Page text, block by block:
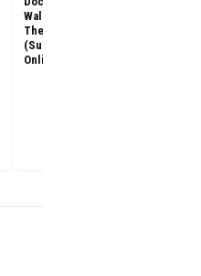
Walking Dead:
The Return
(Subtitulado
Online)